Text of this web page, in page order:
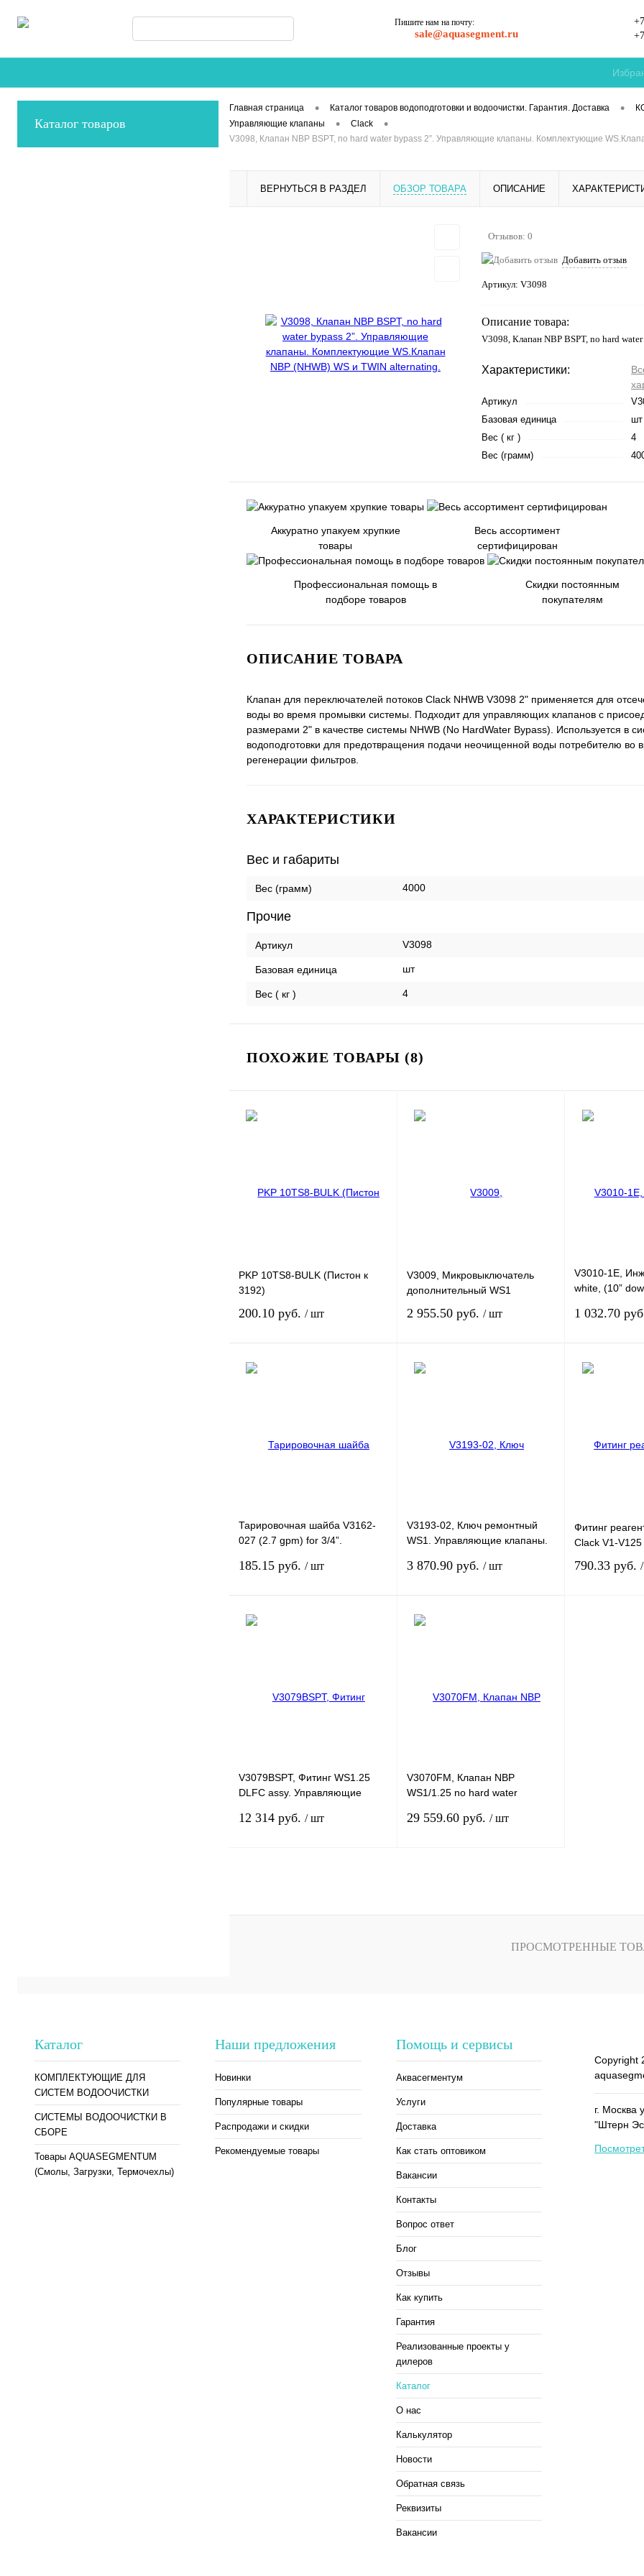
Пишите нам на почту:
sale@aquasegment.ru
Каталог товаров
Главная страница • Каталог товаров водоподготовки и водоочистки. Гарантия. Доставка •
Управляющие клапаны • Clack •
V3098, Клапан NBP BSPT, no hard water bypass 2”. Управляющие клапаны. Комплектующие
ВЕРНУТЬСЯ В РАЗДЕЛ ОБЗОР ТОВАРА ОПИСАНИЕ
Отзывов: 0
Добавить отзыв
Артикул: V3098
Описание товара:
V3098, Клапан NBP BSPT, no hard water
Характеристики:
Артикул
Базовая единица
шт
Вес ( кг )
4
Вес (грамм)
Аккуратно упакуем хрупкие
товары
Весь ассортимент
сертифицирован
Профессиональная помощь в
подборе товаров
Скидки постоянным
покупателям
ОПИСАНИЕ ТОВАРА
Клапан для переключателей потоков Clack NHWB V3098 2" применяется для
воды во время промывки системы. Подходит для управляющих клапанов с
размерами 2" в качестве системы NHWB (No HardWater Bypass). Используется в
водоподготовки для предотвращения подачи неочищенной воды потребителю во
регенерации фильтров.
ХАРАКТЕРИСТИКИ
Вес и габариты
Вес (грамм) 4000
Прочие
Артикул V3098
Базовая единица шт
Вес ( кг ) 4
ПОХОЖИЕ ТОВАРЫ (8)
PKP 10TS8-BULK (Пистон к
3192)
200.10 руб. / шт
Связаться для оформления
V3009, Микровыключатель
дополнительный WS1
2 955.50 руб. / шт
Связаться для оформления
V3010-1E,
white, (10”
1 032.70
Тарировочная шайба V3162-
027 (2.7 gpm) for 3/4”.
Комплектующие WS.
185.15 руб. / шт
В наличии
V3193-02, Ключ ремонтный
WS1. Управляющие клапаны.
присоединительные и
3 870.90 руб. / шт
В наличии
Фитинг
Clack V1-
790.33 руб.
V3079BSPT, Фитинг WS1.25
DLFC assy. Управляющие
Фитинги присоединительные и
12 314 руб. / шт
Купить в 1 клик Сравнение
V3070FM, Клапан NBP
WS1/1.25 no hard water
клапаны. Комплектующие
29 559.60 руб. / шт
Купить в 1 клик Сравнение
ПРОСМОТРЕННЫЕ
Каталог
КОМПЛЕКТУЮЩИЕ ДЛЯ
СИСТЕМ ВОДООЧИСТКИ
СИСТЕМЫ ВОДООЧИСТКИ В
СБОРЕ
Товары AQUASEGMENTUM
(Смолы, Загрузки, Термочехлы)
Наши предложения
Новинки
Популярные товары
Распродажи и скидки
Рекомендуемые товары
Помощь и сервисы
Аквасегментум
Услуги
Доставка
Как стать оптовиком
Вакансии
Контакты
Вопрос ответ
Блог
Отзывы
Как купить
Гарантия
Реализованные проекты у
дилеров
Каталог
О нас
Калькулятор
Новости
Обратная связь
Реквизиты
Вакансии
Copyright
г. Москва
"Штерн